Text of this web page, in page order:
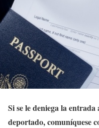
Si se le deniega la
deportado, comuníquese